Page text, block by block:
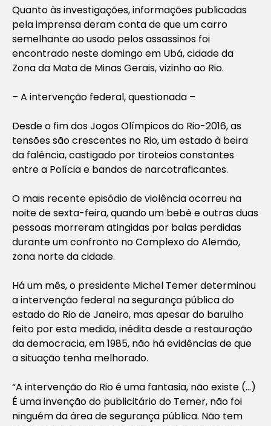
Quanto às investigações, informações publicadas
pela imprensa deram conta de que um carro
semelhante ao usado pelos assassinos foi
encontrado neste domingo em Ubá, cidade da
Zona da Mata de Minas Gerais, vizinho ao Rio.
– A intervenção federal, questionada –
Desde o fim dos Jogos Olímpicos do Rio-2016, as
tensões são crescentes no Rio, um estado à beira
da falência, castigado por tiroteios constantes
entre a Polícia e bandos de narcotraficantes.
O mais recente episódio de violência ocorreu na
noite de sexta-feira, quando um bebê e outras duas
pessoas morreram atingidas por balas perdidas
durante um confronto no Complexo do Alemão,
zona norte da cidade.
Há um mês, o presidente Michel Temer determinou
a intervenção federal na segurança pública do
estado do Rio de Janeiro, mas apesar do barulho
feito por esta medida, inédita desde a restauração
da democracia, em 1985, não há evidências de que
a situação tenha melhorado.
“A intervenção do Rio é uma fantasia, não existe (…)
É uma invenção do publicitário do Temer, não foi
ninguém da área de segurança pública. Não tem